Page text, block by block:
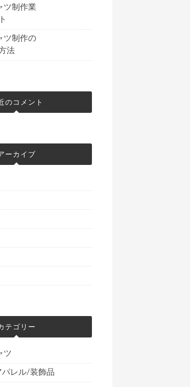
ツ制作業
ツ制作の
法
のコメント
ーカイブ
テゴリー
ツ
レル/装飾品